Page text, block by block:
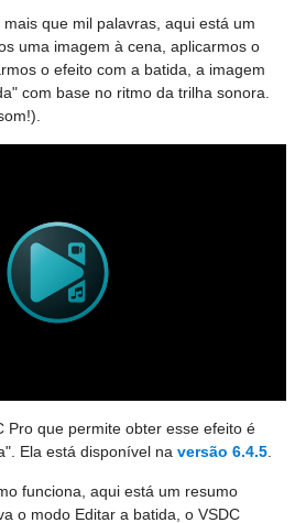
que mil palavras, aqui está um
uma imagem à cena, aplicarmos o
o efeito com a batida, a imagem
com base no ritmo da trilha sonora.
Pro que permite obter esse efeito é
Ela está disponível na versão 6.4.5
funciona, aqui está um resumo
o modo Editar a batida, o VSDC